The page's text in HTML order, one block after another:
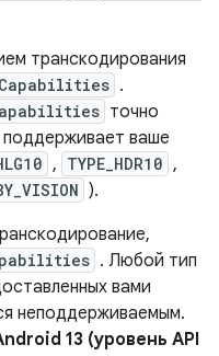
транскодирования
.
точно
ваше
, TYPE_HDR10 ,
).
. Любой тип
вами
неподдерживаемым.
13 (уровень API